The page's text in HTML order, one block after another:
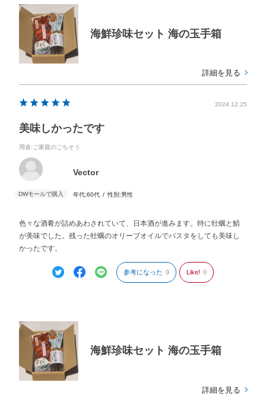
海鮮珍味セット 海の玉手箱
詳細を見る
2024.12.25
美味しかったです
用途:ご家庭のごちそう
Vector
年代:60代 性別:男性
色々な酒肴が詰めあわされていて、日本酒が進みます。特に牡蠣と鯖
が美味でした。残った牡蠣のオリーブオイルでパスタをしても美味し
かったです。
参考になった 0 Like! 0
海鮮珍味セット 海の玉手箱
詳細を見る